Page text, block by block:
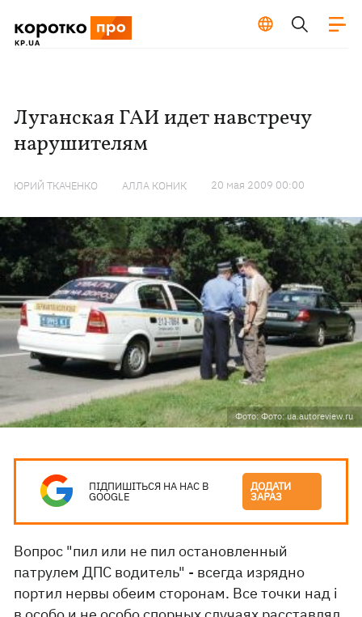
Луганская ГАИ идет навстречу
нарушителям
ЮРИЙ ТКАЧЕНКО АЛЛА КОНИК 20 мая 2009 00:00
Фото: Фото: ua.autoreview.ru
ПІДПИШІТЬСЯ НА НАС В
GOOGLE
ДОДАТИ
ЗАРАЗ
Вопрос "пил или не пил остановленный
патрулем ДПС водитель" - всегда изрядно
портил нервы обеим сторонам. Все точки над i